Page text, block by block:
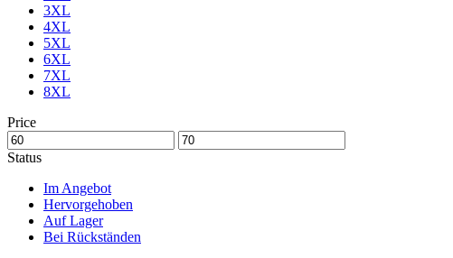
3XL
4XL
5XL
6XL
7XL
8XL
Price
Status
Im Angebot
Hervorgehoben
Auf Lager
Bei Rückständen